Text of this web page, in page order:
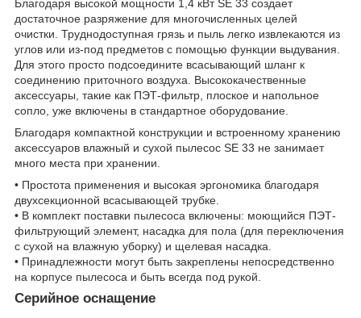
Благодаря высокой мощности 1,4 кВт SE 33 создает
достаточное разряжение для многочисленных целей
очистки. Труднодоступная грязь и пыль легко извлекаются из
углов или из-под предметов с помощью функции выдувания.
Для этого просто подсоедините всасывающий шланг к
соединению приточного воздуха. Высококачественные
аксессуары, такие как ПЭТ-фильтр, плоское и напольное
сопло, уже включены в стандартное оборудование.
Благодаря компактной конструкции и встроенному хранению
аксессуаров влажный и сухой пылесос SE 33 не занимает
много места при хранении.
• Простота применения и высокая эргономика благодаря
двухсекционной всасывающей трубке.
• В комплект поставки пылесоса включены: моющийся ПЭТ-
фильтрующий элемент, насадка для пола (для переключения
с сухой на влажную уборку) и щелевая насадка.
• Принадлежности могут быть закреплены непосредственно
на корпусе пылесоса и быть всегда под рукой.
Серийное оснащение